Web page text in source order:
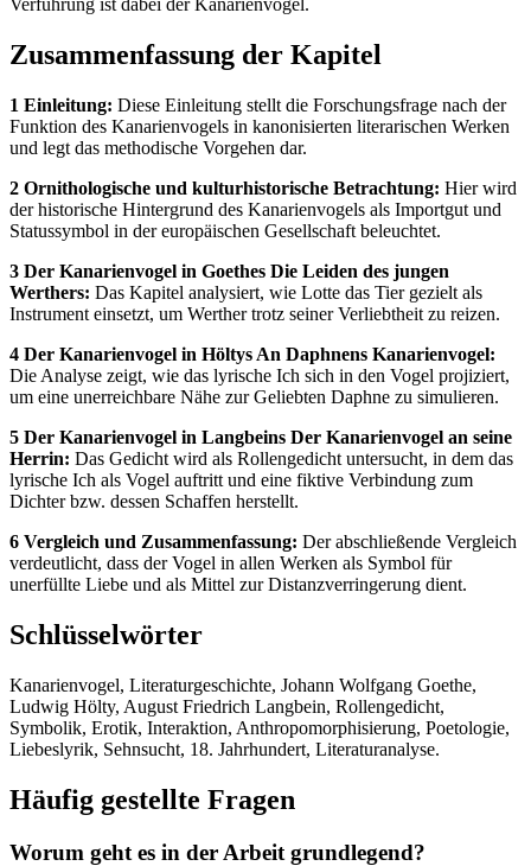
Verführung ist dabei der Kanarienvogel.
Zusammenfassung der Kapitel
1 Einleitung: Diese Einleitung stellt die Forschungsfrage nach der
Funktion des Kanarienvogels in kanonisierten literarischen Werken
und legt das methodische Vorgehen dar.
2 Ornithologische und kulturhistorische Betrachtung: Hier wird
der historische Hintergrund des Kanarienvogels als Importgut und
Statussymbol in der europäischen Gesellschaft beleuchtet.
3 Der Kanarienvogel in Goethes Die Leiden des jungen
Werthers: Das Kapitel analysiert, wie Lotte das Tier gezielt als
Instrument einsetzt, um Werther trotz seiner Verliebtheit zu reizen.
4 Der Kanarienvogel in Höltys An Daphnens Kanarienvogel:
Die Analyse zeigt, wie das lyrische Ich sich in den Vogel projiziert,
um eine unerreichbare Nähe zur Geliebten Daphne zu simulieren.
5 Der Kanarienvogel in Langbeins Der Kanarienvogel an seine
Herrin: Das Gedicht wird als Rollengedicht untersucht, in dem das
lyrische Ich als Vogel auftritt und eine fiktive Verbindung zum
Dichter bzw. dessen Schaffen herstellt.
6 Vergleich und Zusammenfassung: Der abschließende Vergleich
verdeutlicht, dass der Vogel in allen Werken als Symbol für
unerfüllte Liebe und als Mittel zur Distanzverringerung dient.
Schlüsselwörter
Kanarienvogel, Literaturgeschichte, Johann Wolfgang Goethe,
Ludwig Hölty, August Friedrich Langbein, Rollengedicht,
Symbolik, Erotik, Interaktion, Anthropomorphisierung, Poetologie,
Liebeslyrik, Sehnsucht, 18. Jahrhundert, Literaturanalyse.
Häufig gestellte Fragen
Worum geht es in der Arbeit grundlegend?